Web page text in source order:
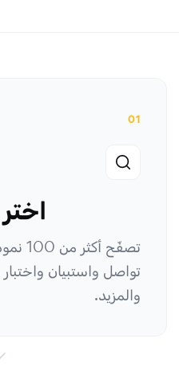
01
اختر
تصفّح
تواصل واستبيان
والمزيد.